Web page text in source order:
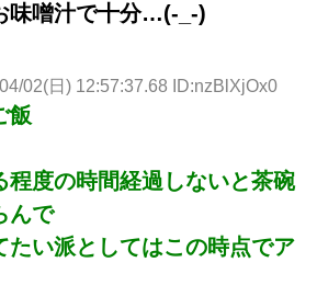
味噌汁で十分…(-_-)
02(日) 12:57:37.68 ID:nzBlXjOx0
飯
程度の時間経過しないと茶碗
んで
たい派としてはこの時点でア